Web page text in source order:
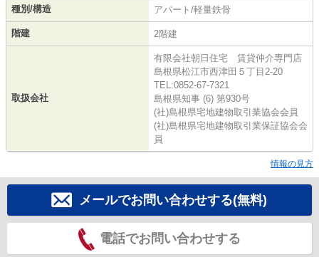
種別/構造 アパート/軽量鉄骨
階建 2階建
取扱会社
有限会社朝日住宅 賃貸仲介専門店
島根県松江市西津田５丁目2-20
TEL:0852-67-7321
島根県知事 (6) 第930号
(社)島根県宅地建物取引業協会会員
(社)島根県宅地建物取引業保証協会会
員
情報の見方
メールでお問い合わせする(無料)
電話でお問い合わせする